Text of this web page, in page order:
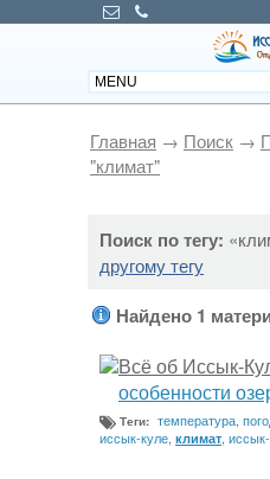
Главная → Поиск →
"климат"
Поиск по тегу:
другому тегу
Найдено 1
Всё об Иссык-
особенности
Теги: температура
иссык-куле климат